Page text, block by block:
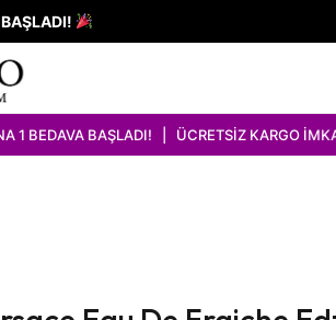
BAŞLADI! | ÜCRETSİZ KARGO İMKANI